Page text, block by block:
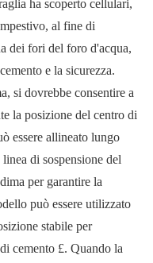
ha scoperto cellulari,
al fine di
dei fori del foro d'acqua,
e la sicurezza.
si dovrebbe consentire a
la posizione del centro di
essere allineato lungo
di sospensione del
per garantire la
può essere utilizzato
stabile per
cemento £. Quando la